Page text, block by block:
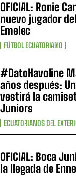
OFICIAL: Ronie
nuevo jugador
Emelec
FÚTBOL ECUATORIANO
#DatoHavoline
años después:
vestirá la
Juniors
ECUATORIANOS DEL
OFICIAL: Boca
la llegada de